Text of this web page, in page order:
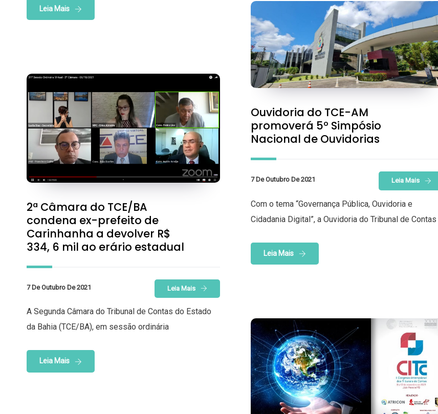
Leia Mais
Ouvidoria do TCE-AM
promoverá 5º Simpósio
Nacional de Ouvidorias
7 De Outubro De 2021 Leia Mais
Com o tema “Governança Pública, Ouvidoria e
Cidadania Digital”, a Ouvidoria do Tribunal de Contas
Leia Mais
2ª Câmara do TCE/BA
condena ex-prefeito de
Carinhanha a devolver R$
334, 6 mil ao erário estadual
7 De Outubro De 2021 Leia Mais
A Segunda Câmara do Tribunal de Contas do Estado
da Bahia (TCE/BA), em sessão ordinária
Leia Mais